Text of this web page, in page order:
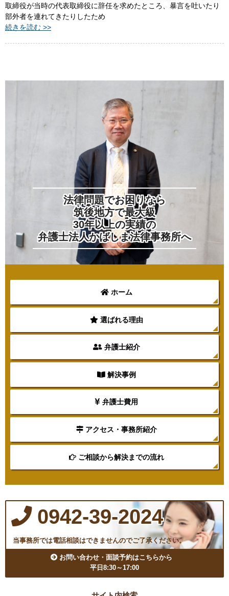
取締役が当時の代表取締役に辞任を求めたところ、暴言を吐いたり
部外者を連れてきたりしたため
続きを読む >>
法律問題でお困りなら
筑後地方で最大級
30年以上の実績の
弁護士法人かばしま法律事務所へ
ホーム
選ばれる理由
弁護士紹介
解決事例
弁護士費用
アクセス・事務所紹介
ご相談から解決までの流れ
0942-39-2024
当事務所では電話相談はできませんのでご了承ください。
お問い合わせ・面談予約はこちらから
平日8:30～17:00